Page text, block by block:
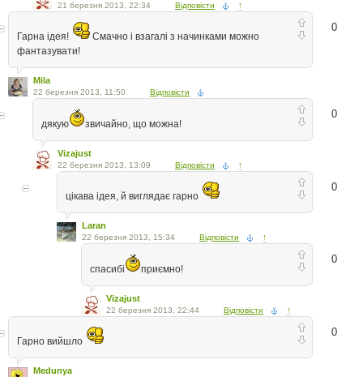
21 березня 2013, 22:34 Відповісти ↑
0
Гарна ідея!
Смачно і взагалі з начинками можно
фантазувати!
Mila
22 березня 2013, 11:50 Відповісти
0
дякую звичайно, що можна!
Vizajust
22 березня 2013, 13:09 Відповісти ↑
0
цікава ідея, й виглядає гарно
Laran
22 березня 2013, 15:34 Відповісти ↑
0
спасибі приємно!
Vizajust
22 березня 2013, 22:44 Відповісти ↑
0
Гарно вийшло
Medunya